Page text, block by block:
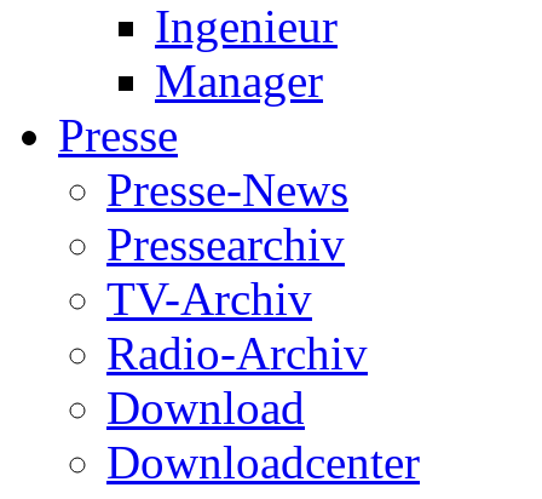
Ingenieur
Manager
Presse
Presse-News
Pressearchiv
TV-Archiv
Radio-Archiv
Download
Downloadcenter